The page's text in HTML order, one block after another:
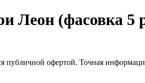
Леон (фасовка 5
публичной офертой. Точная